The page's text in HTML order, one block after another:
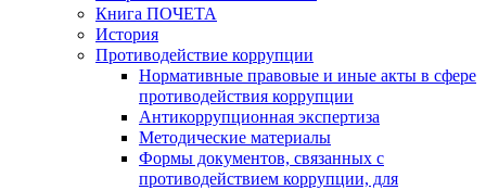
Книга ПОЧЕТА
История
Противодействие коррупции
Нормативные правовые и иные акты в сфере
противодействия коррупции
Антикоррупционная экспертиза
Методические материалы
Формы документов, связанных с
противодействием коррупции, для